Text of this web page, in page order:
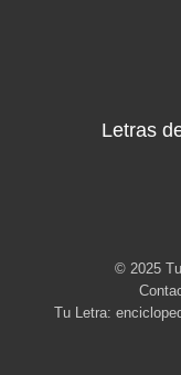
Letras
© 2025
Tu Letra: